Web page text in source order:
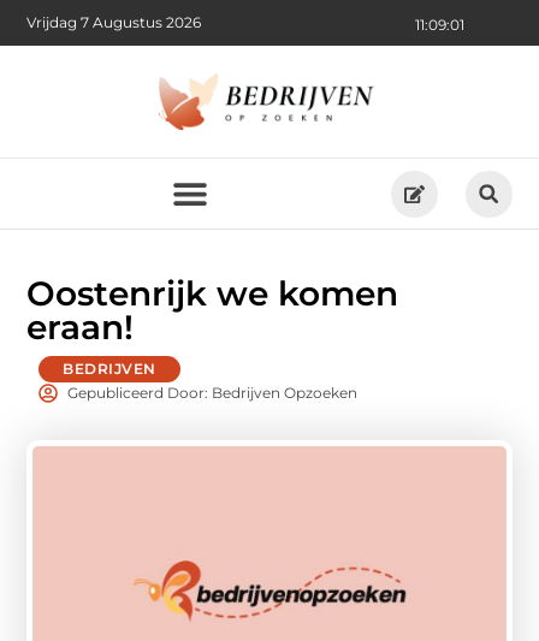
11:09:03
Vrijdag 7 Augustus 2026
Oostenrijk we komen
eraan!
BEDRIJVEN
Gepubliceerd Door: Bedrijven Opzoeken